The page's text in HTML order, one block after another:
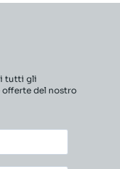
tutti gli
del nostro